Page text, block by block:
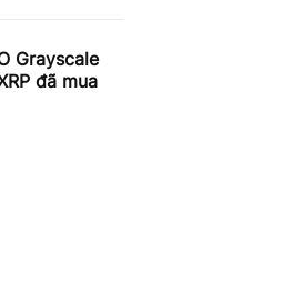
Grayscale
đã mua